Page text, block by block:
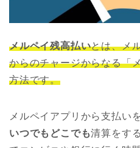
メルペイ残高払いとは、メ
からのチャージからなる「
方法です。
メルペイアプリから支払い
いつでもどこでも清算をす